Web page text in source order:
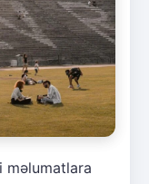
məlumatlara